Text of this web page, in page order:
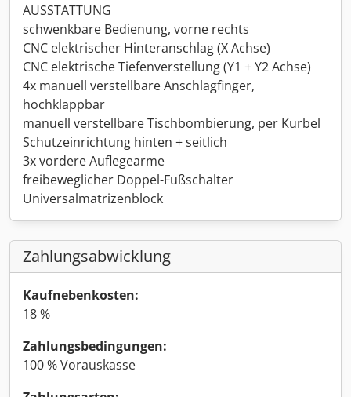
AUSSTATTUNG
schwenkbare Bedienung, vorne rechts
CNC elektrischer Hinteranschlag (X Achse)
CNC elektrische Tiefenverstellung (Y1 + Y2 Achse)
4x manuell verstellbare Anschlagfinger,
hochklappbar
manuell verstellbare Tischbombierung, per Kurbel
Schutzeinrichtung hinten + seitlich
3x vordere Auflegearme
freibeweglicher Doppel-Fußschalter
Universalmatrizenblock
Zahlungsabwicklung
Kaufnebenkosten:
18 %
Zahlungsbedingungen:
100 % Vorauskasse